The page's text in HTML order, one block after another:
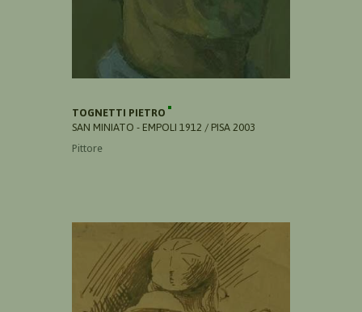
TOGNETTI PIETRO
SAN MINIATO - EMPOLI 1912 / PISA 2003
Pittore